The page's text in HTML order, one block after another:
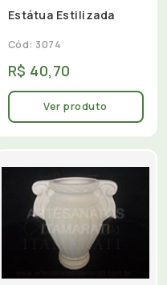
Estátua Estilizada
Cód: 3074
R$ 40,70
Ver produto